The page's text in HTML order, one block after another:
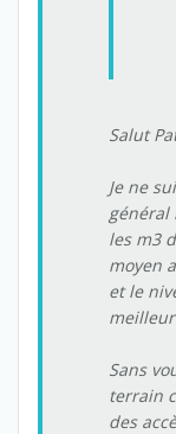
Salut
Je ne
général
les m3
moyen
et le
Sans
terrain
des